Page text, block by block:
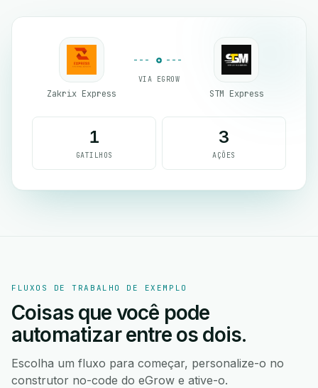
Zakrix Express
VIA EGROW
STM Express
1
GATILHOS
3
AÇÕES
FLUXOS DE TRABALHO DE EXEMPLO
Coisas que você pode
automatizar entre os dois.
Escolha um fluxo para começar, personalize-o no
construtor no-code do eGrow e ative-o.